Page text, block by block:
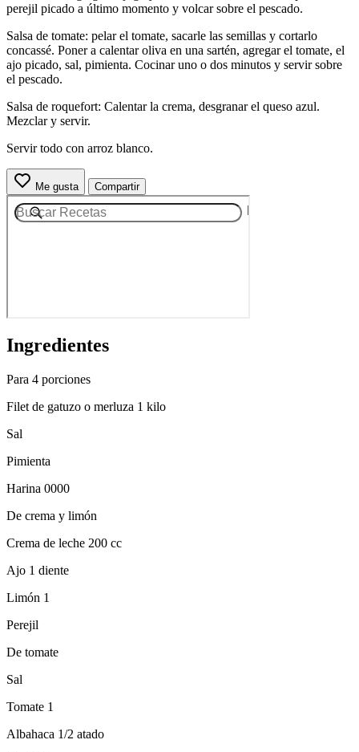
perejil picado a último momento y volcar sobre el pescado.
Salsa de tomate: pelar el tomate, sacarle las semillas y cortarlo
concassé. Poner a calentar oliva en una sartén, agregar el tomate, el
ajo picado, sal, pimienta. Cocinar uno o dos minutos y servir sobre
el pescado.
Salsa de roquefort: Calentar la crema, desgranar el queso azul.
Mezclar y servir.
Servir todo con arroz blanco.
Me gusta Compartir
Ingredientes
Para 4 porciones
Filet de gatuzo o merluza 1 kilo
Sal
Pimienta
Harina 0000
De crema y limón
Crema de leche 200 cc
Ajo 1 diente
Limón 1
Perejil
De tomate
Sal
Tomate 1
Albahaca 1/2 atado